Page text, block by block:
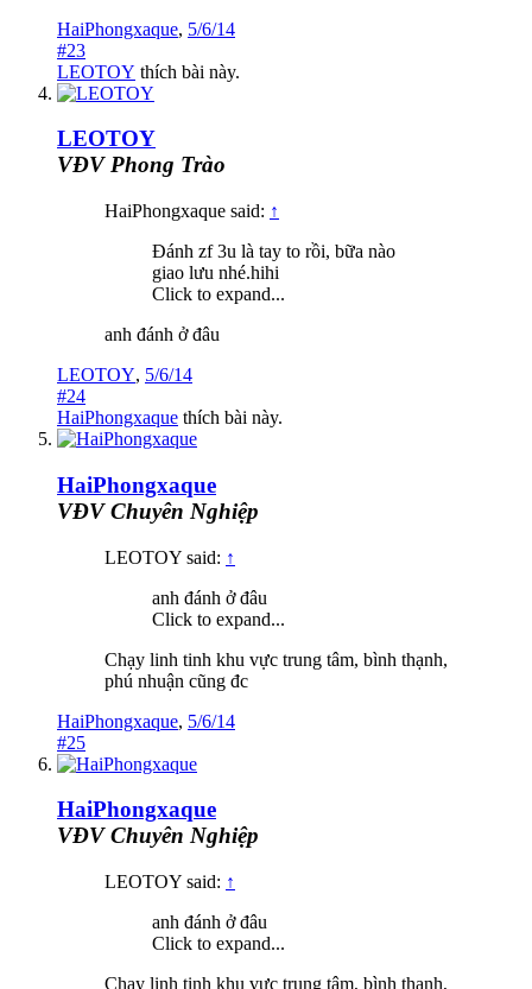
HaiPhongxaque, 5/6/14
#23
LEOTOY thích bài này.
LEOTOY
VĐV Phong Trào
HaiPhongxaque said: ↑
Đánh zf 3u là tay to rồi, bữa nào
giao lưu nhé.hihi
Click to expand...
anh đánh ở đâu
LEOTOY, 5/6/14
#24
HaiPhongxaque thích bài này.
HaiPhongxaque
VĐV Chuyên Nghiệp
LEOTOY said: ↑
anh đánh ở đâu
Click to expand...
Chạy linh tinh khu vực trung tâm, bình thạnh,
phú nhuận cũng đc
HaiPhongxaque, 5/6/14
#25
HaiPhongxaque
VĐV Chuyên Nghiệp
LEOTOY said: ↑
anh đánh ở đâu
Click to expand...
Chạy linh tinh khu vực trung tâm, bình thạnh,